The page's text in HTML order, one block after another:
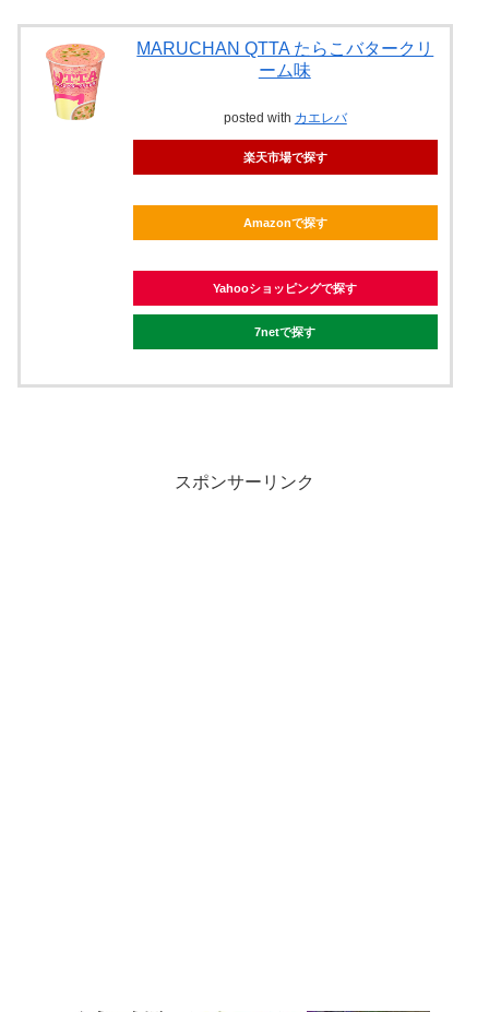
MARUCHAN QTTA たらこバタークリ
ーム味
posted with カエレバ
楽天市場で探す
Amazonで探す
Yahooショッピングで探す
7netで探す
スポンサーリンク